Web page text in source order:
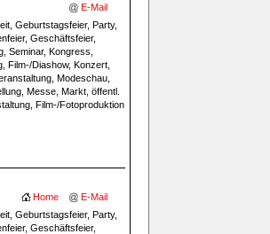
E-Mail
Geburtstagsfeier, Party,
Geschäftsfeier,
Seminar, Kongress,
Film-/Diashow, Konzert,
Modeschau,
Messe, Markt, öffentl.
Film-/Fotoproduktion
Home E-Mail
Geburtstagsfeier, Party,
Geschäftsfeier,